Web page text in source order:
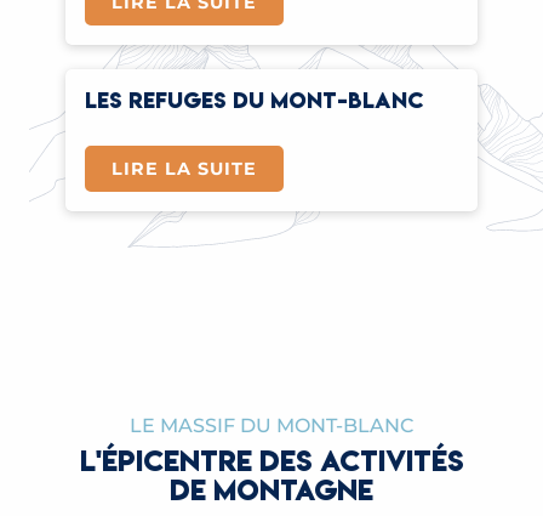
LES REFUGES DU MONT-BLANC
LIRE LA SUITE
LE MASSIF DU MONT-BLANC
L'ÉPICENTRE DES ACTIVITÉS
DE MONTAGNE